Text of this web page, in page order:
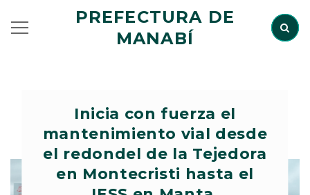
PREFECTURA DE
MANABÍ
Inicia con fuerza el
mantenimiento vial desde
el redondel de la Tejedora
en Montecristi hasta el